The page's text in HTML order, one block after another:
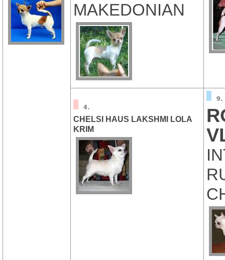
MAKEDONIAN
CHELSI HAUS LAKSHMI LOLA
KRIM